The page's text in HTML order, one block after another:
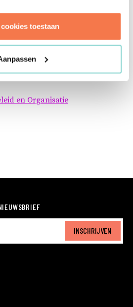
toestaan
slim model maakten we de
gevolgen van een
Belangrijk, want KLM
en Organisatie
INSCHRIJVEN